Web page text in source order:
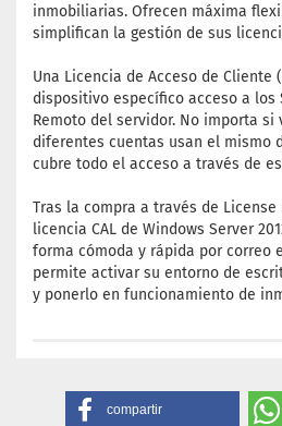
inmobiliarias. Ofrecen máxima
simplifican la gestión de sus
Una Licencia de Acceso de Cliente
dispositivo específico acceso a los
Remoto del servidor. No importa si
diferentes cuentas usan el mismo
cubre todo el acceso a través de
Tras la compra a través de License
licencia CAL de Windows Server
forma cómoda y rápida por correo
permite activar su entorno de
y ponerlo en funcionamiento de
compartir